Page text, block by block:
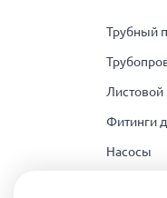
Трубный
Листовой
Фитинги
Насосы